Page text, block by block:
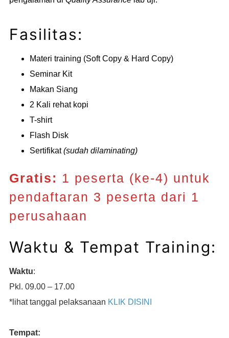
Fasilitas:
Materi training (Soft Copy & Hard Copy)
Seminar Kit
Makan Siang
2 Kali rehat kopi
T-shirt
Flash Disk
Sertifikat(sudah dilaminating)
Gratis: 1 peserta (ke-4) untuk
pendaftaran 3 peserta dari 1
perusahaan
Waktu & Tempat Training:
Waktu:
Pkl. 09.00 – 17.00
*lihat tanggal pelaksanaan KLIK DISINI
Tempat: